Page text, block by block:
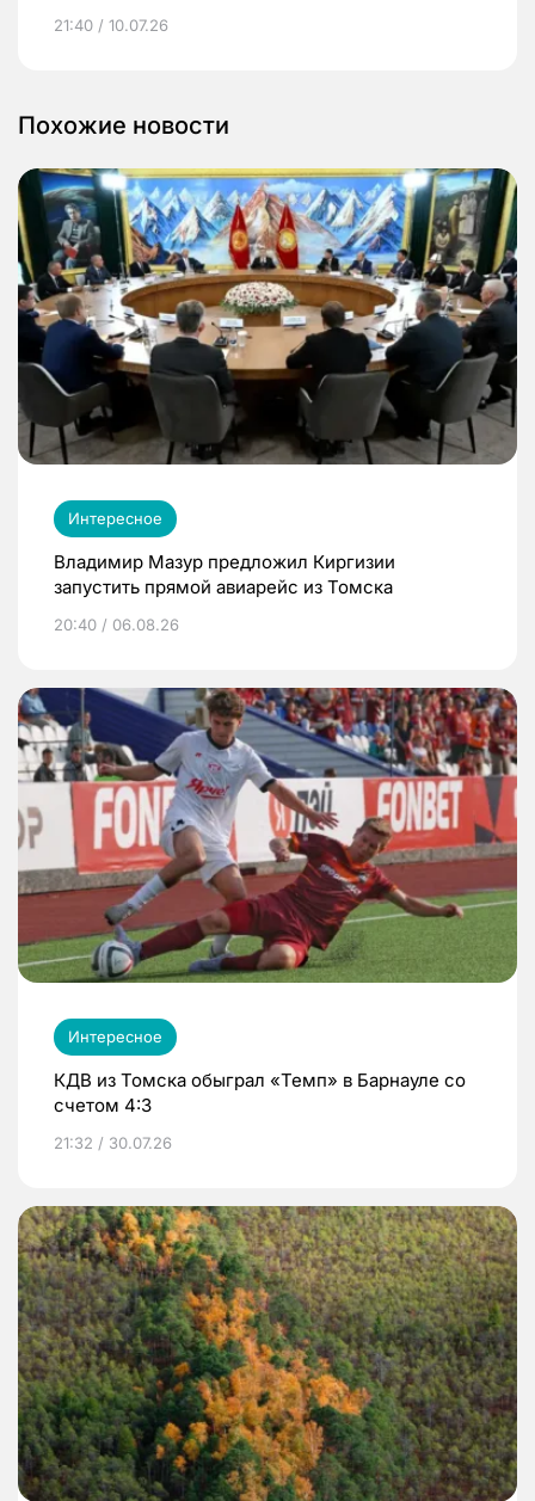
21:40 / 10.07.26
Похожие новости
Интересное
Владимир Мазур предложил Киргизии
запустить прямой авиарейс из Томска
20:40 / 06.08.26
Интересное
КДВ из Томска обыграл «Темп» в Барнауле со
счетом 4:3
21:32 / 30.07.26